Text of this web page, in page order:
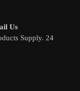
Us
Supply. 24